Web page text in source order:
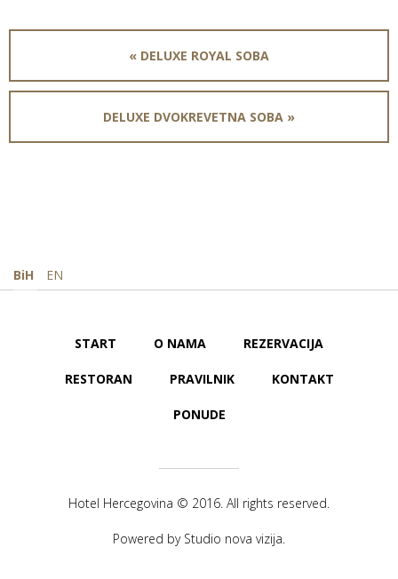
« DELUXE ROYAL SOBA
DELUXE DVOKREVETNA SOBA »
BiH EN
START O NAMA REZERVACIJA
RESTORAN PRAVILNIK KONTAKT
PONUDE
Hotel Hercegovina © 2016. All rights reserved.
Powered by Studio nova vizija.